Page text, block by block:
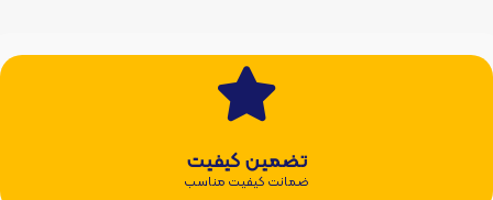
تضمین کیفیت
ضمانت کیفیت مناسب